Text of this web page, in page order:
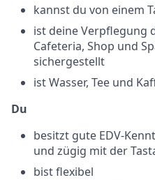
kannst du von einem
ist deine Verpflegung
Cafeteria, Shop und
sichergestellt
ist Wasser, Tee und
Du
besitzt gute EDV-
und zügig mit der
bist flexibel